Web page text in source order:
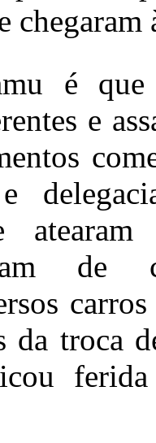
é que
e
de
da troca